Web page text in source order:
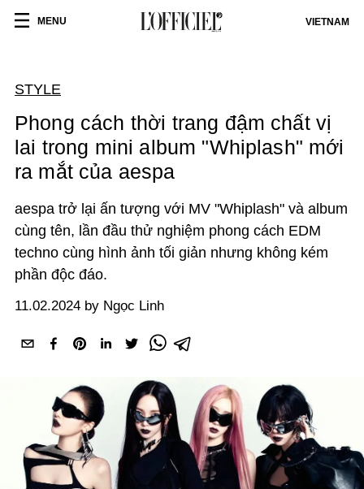
MENU VIETNAM
STYLE
Phong cách thời trang đậm chất vị
lai trong mini album "Whiplash" mới
ra mắt của aespa
aespa trở lại ấn tượng với MV "Whiplash" và album
cùng tên, lần đầu thử nghiệm phong cách EDM
techno cùng hình ảnh tối giản nhưng không kém
phần độc đáo.
11.02.2024 by Ngọc Linh